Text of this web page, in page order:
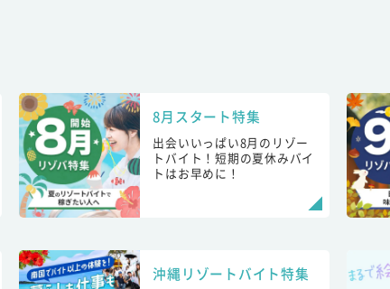
8月スタート特集
出会いいっぱい8月のリゾー
トバイト！短期の夏休みバイ
トはお早めに！
沖縄リゾートバイト特集